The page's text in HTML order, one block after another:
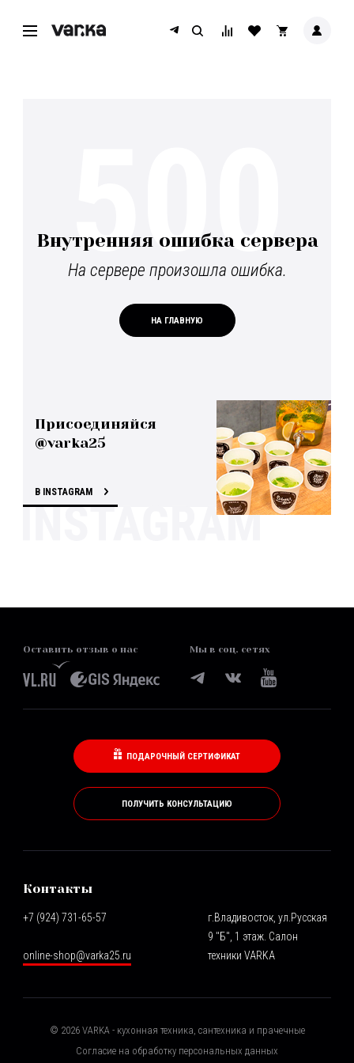
Внутренняя ошибка сервера
На сервере произошла ошибка.
НА ГЛАВНУЮ
500
Присоединяйся
@varka25
В INSTAGRAM
Оставить отзыв о нас Мы в соц. сетях
ПОДАРОЧНЫЙ СЕРТИФИКАТ
ПОЛУЧИТЬ КОНСУЛЬТАЦИЮ
Контакты
+7 (924) 731-65-57
online-shop@varka25.ru
г.Владивосток, ул.Русская
9 "Б", 1 этаж. Салон
техники VARKA
© 2026VARKA - кухонная техника, сантехника и прачечные
Согласие на обработку персональных данных